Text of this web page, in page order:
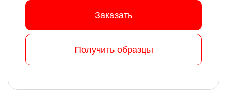
Заказать
Получить образцы